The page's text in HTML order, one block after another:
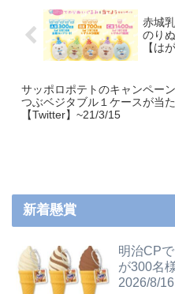
赤城
のり
【は
サッポロポテトのキャンペー
つぶベジタブル１ケースが当
【Twitter】~21/3/15
新着懸賞
明治CP
が300名
2026/8/16